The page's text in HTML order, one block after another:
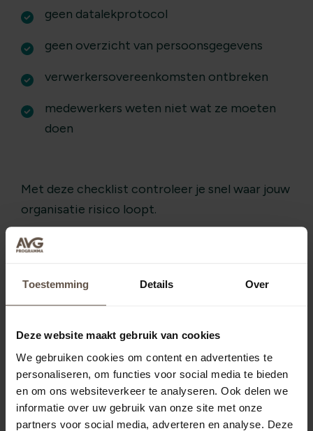
Toestemming Details Over
Deze website maakt gebruik van cookies
We gebruiken cookies om content en advertenties te
personaliseren, om functies voor social media te bieden
en om ons websiteverkeer te analyseren. Ook delen we
informatie over uw gebruik van onze site met onze
partners voor social media, adverteren en analyse. Deze
geen datalekprotocol
geen overzicht van persoonsgegevens
verwerkersovereenkomsten ontbreken
medewerkers weten niet wat ze moeten
doen
Met deze checklist controleer je snel waar jouw
organisatie risico loopt.
Checklist